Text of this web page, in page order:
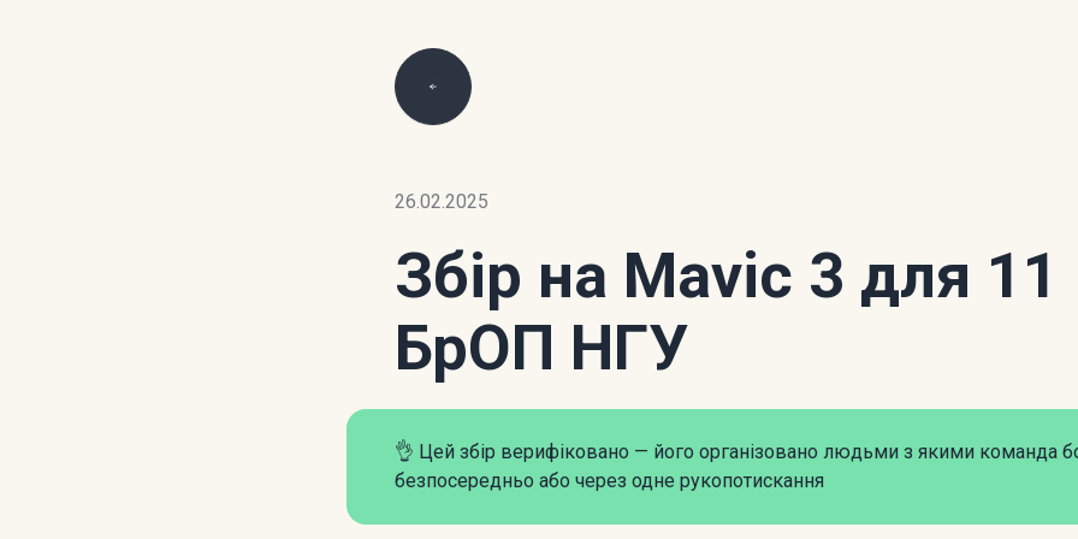
26.02.2025
Збір на Mavic 3 для 11
БрОП НГУ
👌 Цей збір верифіковано — його організовано людьми з якими команда
безпосередньо або через одне рукопотискання